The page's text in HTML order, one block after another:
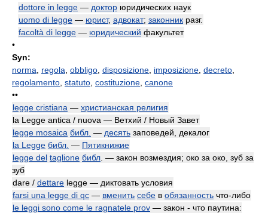
dottore in legge — доктор юридических наук
uomo di legge — юрист, адвокат; законник разг.
facoltà di legge — юридический факультет
•
Syn:
norma
regola obbligo disposizione imposizione decreto
regolamento statuto costituzione canone
••
legge cristiana — христианская религия
la Legge antica / nuova — Ветхий / Новый Завет
legge mosaica библ. — десять заповедей, декалог
la Legge библ. — Пятикнижие
legge del taglione библ . — закон возмездия; око за око, зуб за
зуб
dare / dettare legge — диктовать условия
farsi una legge di qc — вменить себе в обязанность что-либо
le leggi sono come le ragnatele prov — закон - что паутина: